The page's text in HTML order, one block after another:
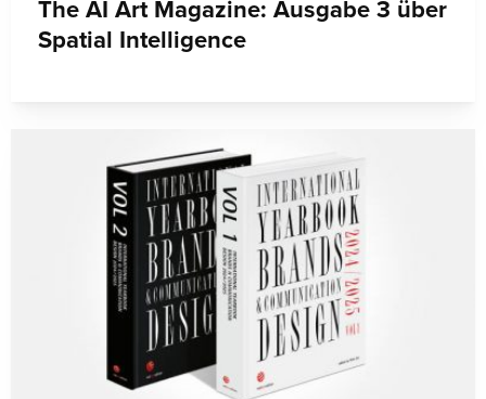
The AI Art Magazine: Ausgabe 3 über
Spatial Intelligence